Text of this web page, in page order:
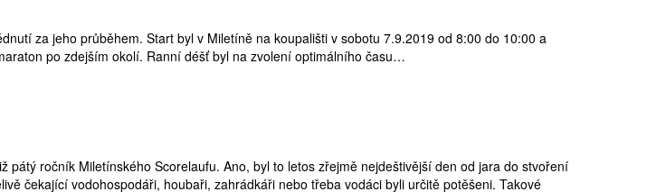
za jeho průběhem. Start byl v Miletíně na koupališti v sobotu 7.9.2019 od 8:00 do 10:00 a
po zdejším okolí. Ranní déšť byl na zvolení optimálního času…
ročník Miletínského Scorelaufu. Ano, byl to letos zřejmě nejdeštivější den od jara do stvoření
čekající vodohospodáři, houbaři, zahrádkáři nebo třeba vodáci byli určitě potěšeni. Takové